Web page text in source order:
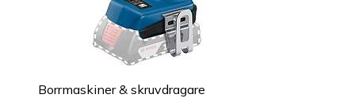
Borrmaskiner & skruvdragare